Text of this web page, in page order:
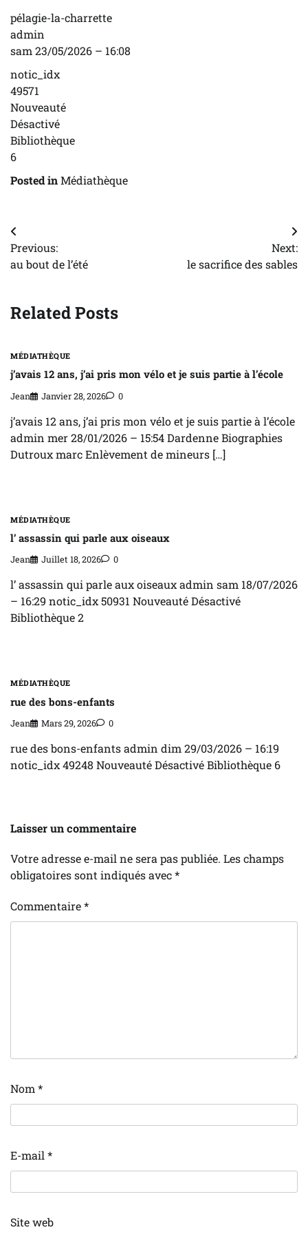
pélagie-la-charrette
admin
sam 23/05/2026 – 16:08
notic_idx
49571
Nouveauté
Désactivé
Bibliothèque
6
Posted inMédiathèque
Navigation
de
Previous:
au bout de l’été
Next:
le sacrifice des sables
Related Posts
MÉDIATHÈQUE
j’avais 12 ans, j’ai pris mon vélo et je suis partie à l’école
Jean Janvier 28, 2026 0
j’avais 12 ans, j’ai pris mon vélo et je suis partie à l’école
admin mer 28/01/2026 – 15:54 Dardenne Biographies
Dutroux marc Enlèvement de mineurs […]
MÉDIATHÈQUE
l’ assassin qui parle aux oiseaux
Jean Juillet 18, 2026 0
l’ assassin qui parle aux oiseaux admin sam 18/07/2026
– 16:29 notic_idx 50931 Nouveauté Désactivé
Bibliothèque 2
MÉDIATHÈQUE
rue des bons-enfants
Jean Mars 29, 2026 0
rue des bons-enfants admin dim 29/03/2026 – 16:19
notic_idx 49248 Nouveauté Désactivé Bibliothèque 6
Laisser un commentaire
Votre adresse e-mail ne sera pas publiée. Les champs
obligatoires sont indiqués avec*
Commentaire*
Nom *
E-mail *
Site web